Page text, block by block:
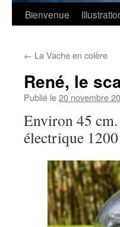
Bienvenue
← La Vache en colère
René, le
Publié le20 novembre
Environ 45
électrique